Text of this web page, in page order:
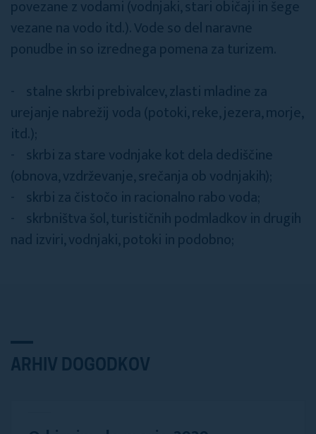
povezane z vodami (vodnjaki, stari običaji in šege
vezane na vodo itd.). Vode so del naravne
ponudbe in so izrednega pomena za turizem.
- stalne skrbi prebivalcev, zlasti mladine za
urejanje nabrežij voda (potoki, reke, jezera, morje,
itd.);
- skrbi za stare vodnjake kot dela dediščine
(obnova, vzdrževanje, srečanja ob vodnjakih);
- skrbi za čistočo in racionalno rabo voda;
- skrbništva šol, turističnih podmladkov in drugih
nad izviri, vodnjaki, potoki in podobno;
ARHIV DOGODKOV